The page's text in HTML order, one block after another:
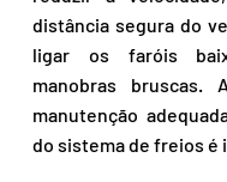
distância segura do
ligar os faróis
manobras bruscas.
manutenção